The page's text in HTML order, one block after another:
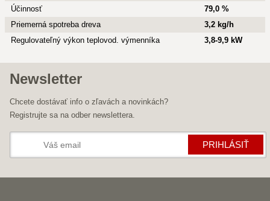
Účinnosť
79,0 %
Priemerná spotreba dreva
3,2 kg/h
Regulovateľný výkon teplovod. výmenníka
3,8-9,9 kW
Newsletter
Chcete dostávať info o zľavách a novinkách?
Registrujte sa na odber newslettera.
PRIHLÁSIŤ